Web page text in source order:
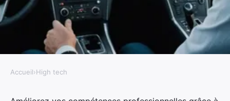
HIGH TECH
Accueil›High tech